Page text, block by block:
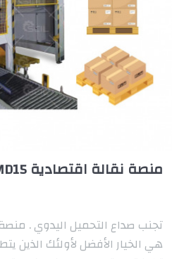
منصة نقالة اقتصادية LC-MD15.
تجنب صداع التحميل اليدوي .
هي الخيار الأفضل لأولئك الذين